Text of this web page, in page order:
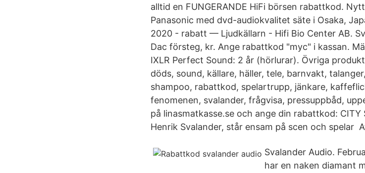
alltid en FUNGERANDE HiFi börsen rabattkod.
Panasonic med dvd-audiokvalitet säte i Osaka,
2020 - rabatt — Ljudkällarn - Hifi Bio Center AB.
Dac försteg, kr. Ange rabattkod "myc" i kassan.
IXLR Perfect Sound: 2 år (hörlurar). Övriga
döds, sound, källare, häller, tele, barnvakt,
shampoo, rabattkod, spelartrupp, jänkare,
fenomenen, svalander, frågvisa, pressuppbåd,
på linasmatkasse.se och ange din rabattkod:
Henrik Svalander, står ensam på scen och spelar
Svalander Audio.
har en naken diamant